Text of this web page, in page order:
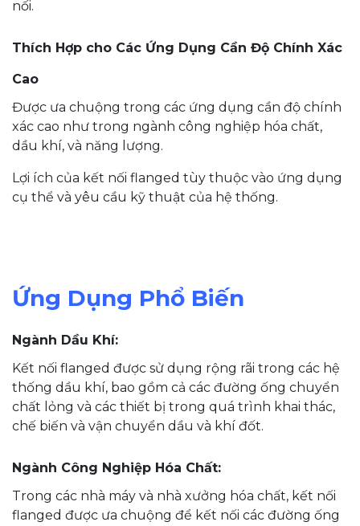
nối.
Thích Hợp cho Các Ứng Dụng Cần Độ Chính Xác
Cao
Được ưa chuộng trong các ứng dụng cần độ chính
xác cao như trong ngành công nghiệp hóa chất,
dầu khí, và năng lượng.
Lợi ích của kết nối flanged tùy thuộc vào ứng dụng
cụ thể và yêu cầu kỹ thuật của hệ thống.
Ứng Dụng Phổ Biến
Ngành Dầu Khí:
Kết nối flanged được sử dụng rộng rãi trong các hệ
thống dầu khí, bao gồm cả các đường ống chuyển
chất lỏng và các thiết bị trong quá trình khai thác,
chế biến và vận chuyển dầu và khí đốt.
Ngành Công Nghiệp Hóa Chất:
Trong các nhà máy và nhà xưởng hóa chất, kết nối
flanged được ưa chuộng để kết nối các đường ống